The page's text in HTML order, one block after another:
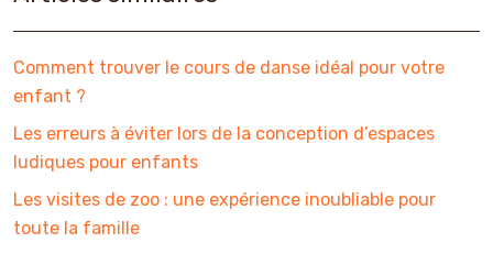
Comment trouver le cours de danse idéal pour votre
enfant ?
Les erreurs à éviter lors de la conception d’espaces
ludiques pour enfants
Les visites de zoo : une expérience inoubliable pour
toute la famille